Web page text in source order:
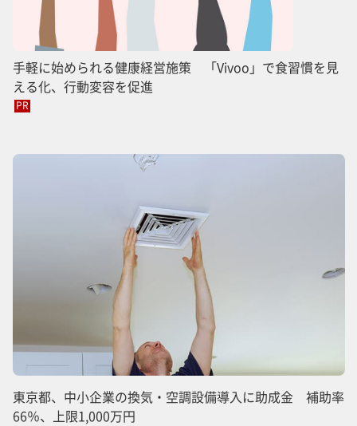
手軽に始められる健康経営施策 「Vivoo」で食習慣を見
える化、行動変容を促進
PR
東京都、中小企業の換気・空調設備導入に助成金 補助率
66％、上限1,000万円